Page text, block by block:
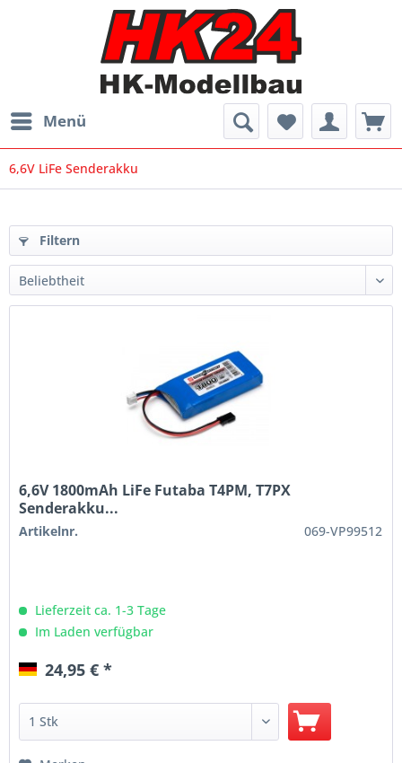
Menü
6,6V LiFe Senderakku
Filtern
6,6V 1800mAh LiFe Futaba T4PM, T7PX
Senderakku...
Artikelnr. 069-VP99512
Lieferzeit ca. 1-3 Tage
Im Laden verfügbar
24,95 € *